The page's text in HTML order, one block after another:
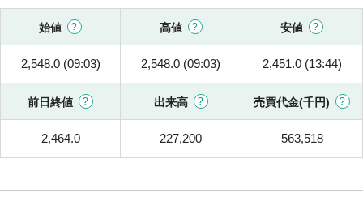
始値 高値 安値
2,548.0 (09:03) 2,548.0 (09:03) 2,451.0 (13:44)
前日終値 出来高 売買代金(千円)
2,464.0 227,200 563,518